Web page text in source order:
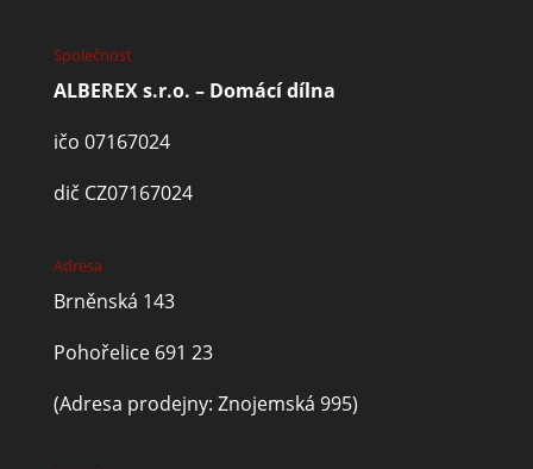
Společnost
ALBEREX s.r.o. – Domácí dílna
ičo 07167024
dič CZ07167024
Adresa
Brněnská 143
Pohořelice 691 23
(Adresa prodejny: Znojemská 995)